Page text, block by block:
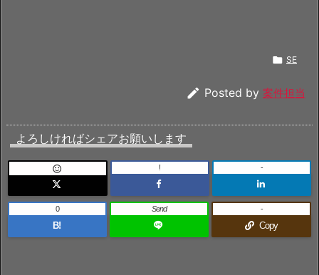
 SE
 Posted by 案件担当
よろしければシェアお願いします
 ! -
B!
0 Send
Copy
-